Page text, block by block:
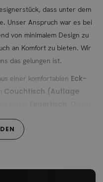
dass unter dem
Unser Anspruch war es bei
von minimalem Design zu
an Komfort zu bieten. Wir
das gelungen ist.
einer komfortablen Eck-
Couchtisch (Auflage
Ambiente und beleuchtet
Der Feuertisch arbeitet mit
kW und wird über eine
sie sich verschließen. Eine